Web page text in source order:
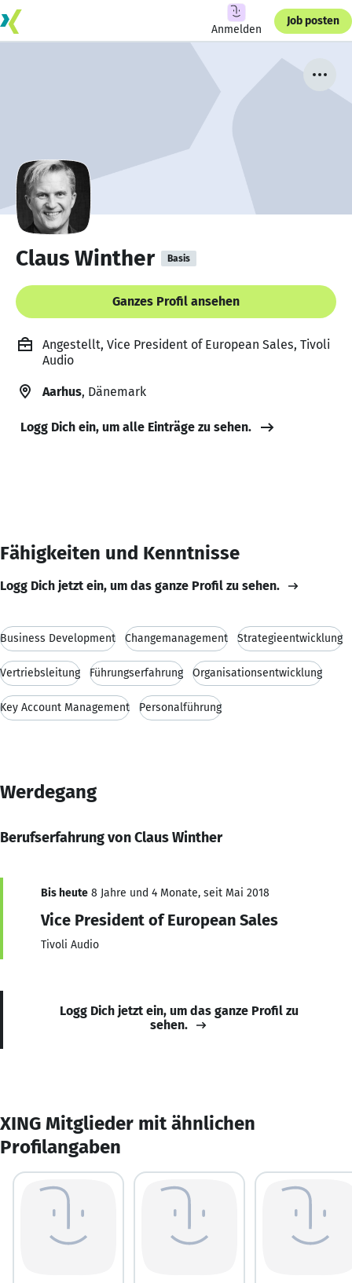
Anmelden
Job posten
Claus Winther Basis
Ganzes Profil ansehen
Angestellt, Vice President of European Sales, Tivoli
Audio
Aarhus, Dänemark
Logg Dich ein, um alle Einträge zu sehen.
Fähigkeiten und Kenntnisse
Logg Dich jetzt ein, um das ganze Profil zu sehen.
Business Development Changemanagement Strategieentwicklung
Vertriebsleitung Führungserfahrung Organisationsentwicklung
Key Account Management Personalführung
Werdegang
Berufserfahrung von Claus Winther
Bis heute 8 Jahre und 4 Monate, seit Mai 2018
Vice President of European Sales
Tivoli Audio
Logg Dich jetzt ein, um das ganze Profil zu
sehen.
XING Mitglieder mit ähnlichen
Profilangaben